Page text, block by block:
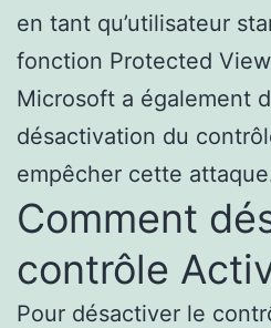
en tant qu’utilisateur
fonction Protected
Microsoft a également
désactivation du
empêcher cette
Comment
contrôle
Pour désactiver le